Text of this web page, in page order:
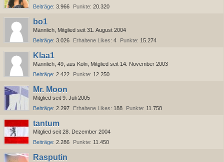
Beiträge 3.966 Punkte 20.320
bo1
Männlich Mitglied seit 31. August 2004
Beiträge 3.026 Erhaltene Likes 4 Punkte 15.274
Klaa1
Männlich 49 aus Köln Mitglied seit 14. November 2003
Beiträge 2.422 Punkte 12.250
Mr. Moon
Mitglied seit 9. Juli 2005
Beiträge 2.297 Erhaltene Likes 188 Punkte 11.758
tantum
Mitglied seit 28. Dezember 2004
Beiträge 2.286 Punkte 11.450
Rasputin